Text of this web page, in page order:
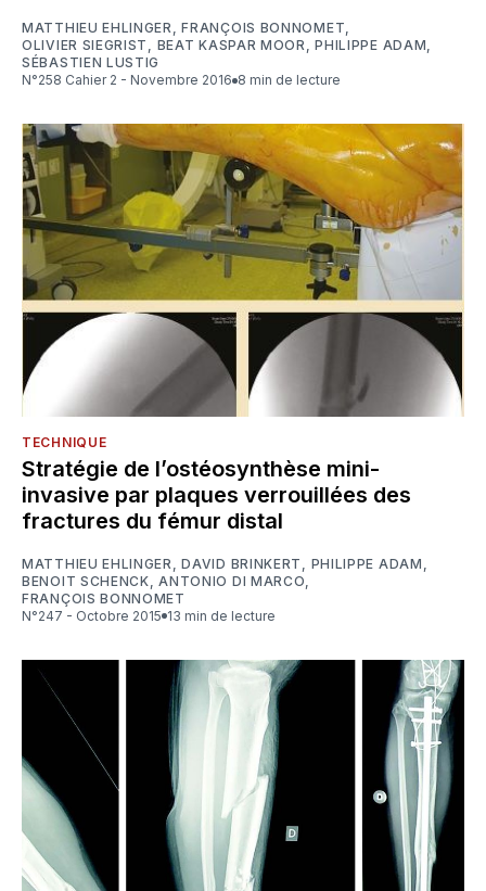
MATTHIEU EHLINGER,FRANÇOIS BONNOMET,
OLIVIER SIEGRIST , BEAT KASPAR MOOR,PHILIPPE ADAM,
SÉBASTIEN LUSTIG
N°258 Cahier 2 - Novembre 2016
8 min de lecture
TECHNIQUE
Stratégie de l’ostéosynthèse mini-
invasive par plaques verrouillées des
fractures du fémur distal
MATTHIEU EHLINGER ,DAVID BRINKERT PHILIPPE ADAM
BENOIT SCHENCK ,ANTONIO DI MARCO
FRANÇOIS BONNOMET
N°247 - Octobre 2015
13 min de lecture